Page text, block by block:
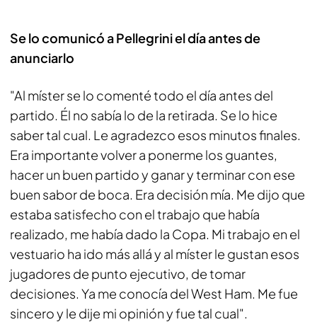
Se lo comunicó a Pellegrini el día antes de
anunciarlo
"Al míster se lo comenté todo el día antes del
partido. Él no sabía lo de la retirada. Se lo hice
saber tal cual. Le agradezco esos minutos finales.
Era importante volver a ponerme los guantes,
hacer un buen partido y ganar y terminar con ese
buen sabor de boca. Era decisión mía. Me dijo que
estaba satisfecho con el trabajo que había
realizado, me había dado la Copa. Mi trabajo en el
vestuario ha ido más allá y al míster le gustan esos
jugadores de punto ejecutivo, de tomar
decisiones. Ya me conocía del West Ham. Me fue
sincero y le dije mi opinión y fue tal cual".